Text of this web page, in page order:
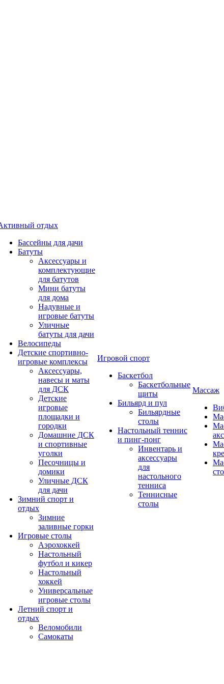
отдых
Бассейны для дачи
Батуты
Аксессуары и
комплектующие
для батутов
Мини батуты
для дома
Надувные и
игровые батуты
Уличные
батуты для дачи
Велосипеды
Детские спортивно-
игровые комплексы
Аксессуары,
навесы и маты
для ДСК
Детские
игровые
площадки и
городки
Домашние ДСК
и спортивные
уголки
Песочницы и
домики
Уличные ДСК
для дачи
Зимний спорт и
отдых
Зимние
заливные горки
Игровые столы
Аэрохоккей
Настольный
футбол и кикер
Настольный
хоккей
Универсальные
игровые столы
Летний спорт и
отдых
Веломобили
Самокаты
Игровой спорт
Баскетбол
Баскетбольные
щиты
Бильярд и пул
Бильярдные
столы
Настольный теннис
и пинг-понг
Инвентарь и
аксессуары
для
настольного
тенниса
Теннисные
столы
Массаж